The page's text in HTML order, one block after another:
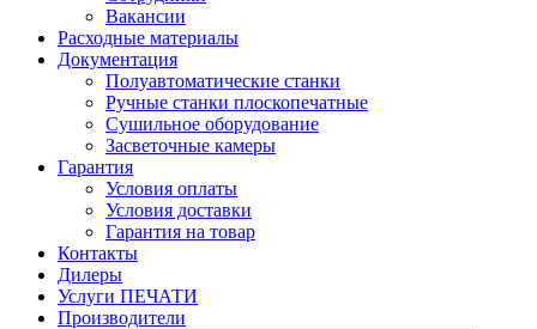
Вакансии
Расходные материалы
Документация
Полуавтоматические станки
Ручные станки плоскопечатные
Сушильное оборудование
Засветочные камеры
Гарантия
Условия оплаты
Условия доставки
Гарантия на товар
Контакты
Дилеры
Услуги ПЕЧАТИ
Производители